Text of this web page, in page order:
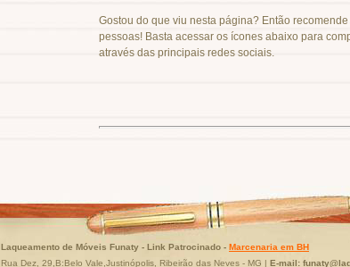
Gostou do que viu nesta página? Então
pessoas! Basta acessar os ícones abaixo para
através das principais redes sociais.
Laqueamento de Móveis Funaty - Link Patrocinado - Marcenaria em BH
Rua Dez, 29,B:Belo Vale,Justinópolis, Ribeirão das Neves - MG | E-mail: